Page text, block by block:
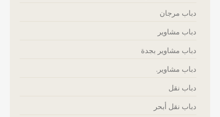
دباب مرجان
دباب مشاوير
دباب مشاوير بجدة
دباب مشاوير.
دباب نقل
دباب نقل أبحر